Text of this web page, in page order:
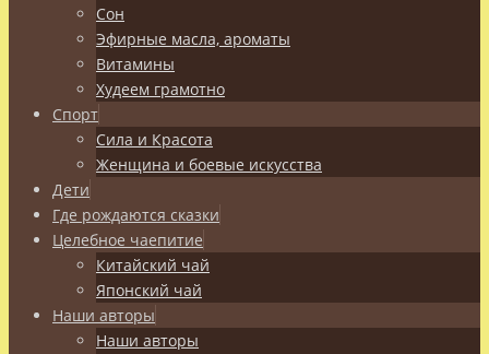
Сон
Эфирные масла, ароматы
Витамины
Худеем грамотно
Спорт
Сила и Красота
Женщина и боевые искусства
Дети
Где рождаются сказки
Целебное чаепитие
Китайский чай
Японский чай
Наши авторы
Наши авторы